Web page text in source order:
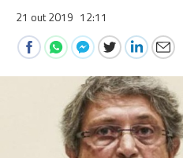
21 out 2019 12:11